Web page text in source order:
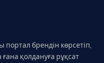
брендін көрсетіп,
қолдануға рұқсат